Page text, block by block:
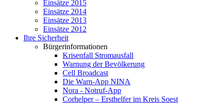
Einsätze 2015
Einsätze 2014
Einsätze 2013
Einsätze 2012
Ihre Sicherheit
Bürgerinformationen
Krisenfall Stromausfall
Warnung der Bevölkerung
Cell Broadcast
Die Warn-App NINA
Nora - Notruf-App
Corhelper – Ersthelfer im Kreis Soest